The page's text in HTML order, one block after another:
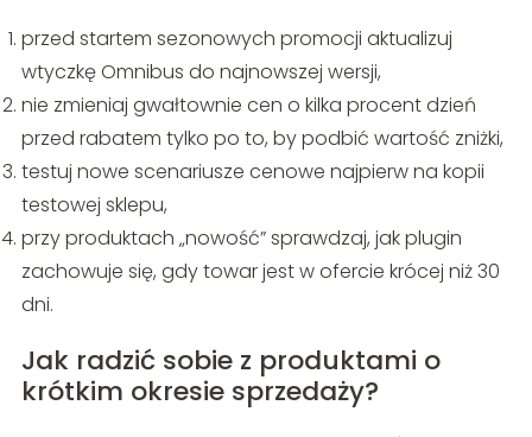
przed startem sezonowych promocji aktualizuj
wtyczkę Omnibus do najnowszej wersji,
nie zmieniaj gwałtownie cen o kilka procent dzień
przed rabatem tylko po to, by podbić wartość zniżki,
testuj nowe scenariusze cenowe najpierw na kopii
testowej sklepu,
przy produktach „nowość” sprawdzaj, jak plugin
zachowuje się, gdy towar jest w ofercie krócej niż 30
dni.
Jak radzić sobie z produktami o
krótkim okresie sprzedaży?